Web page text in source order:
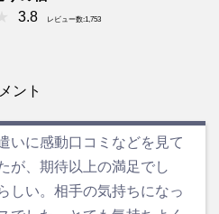
3.8
レビュー数:1,753
ント
いに感動口コミなどを見て
が、期待以上の満足でし
しい。相手の気持ちになっ